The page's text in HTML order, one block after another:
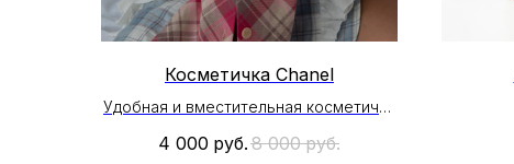
Косметичка Chanel
Удобная и вместительная косметичка
Внутри один большой отдел
4 000 руб. 8 000 руб.